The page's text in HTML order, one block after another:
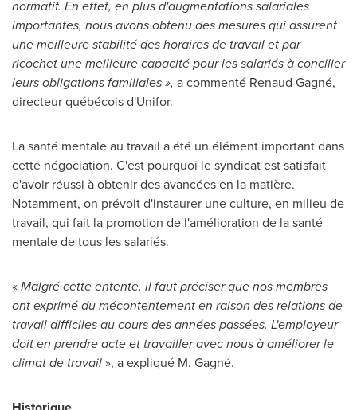
normatif. En effet, en plus d'augmentations salariales
importantes, nous avons obtenu des mesures qui assurent
une meilleure stabilité des horaires de travail et par
ricochet une meilleure capacité pour les salariés à concilier
leurs obligations familiales », a commenté Renaud Gagné,
directeur québécois d'Unifor.
La santé mentale au travail a été un élément important dans
cette négociation. C'est pourquoi le syndicat est satisfait
d'avoir réussi à obtenir des avancées en la matière.
Notamment, on prévoit d'instaurer une culture, en milieu de
travail, qui fait la promotion de l'amélioration de la santé
mentale de tous les salariés.
«Malgré cette entente, il faut préciser que nos membres
ont exprimé du mécontentement en raison des relations de
travail difficiles au cours des années passées. L'employeur
doit en prendre acte et travailler avec nous à améliorer le
climat de travail», a expliqué M. Gagné.